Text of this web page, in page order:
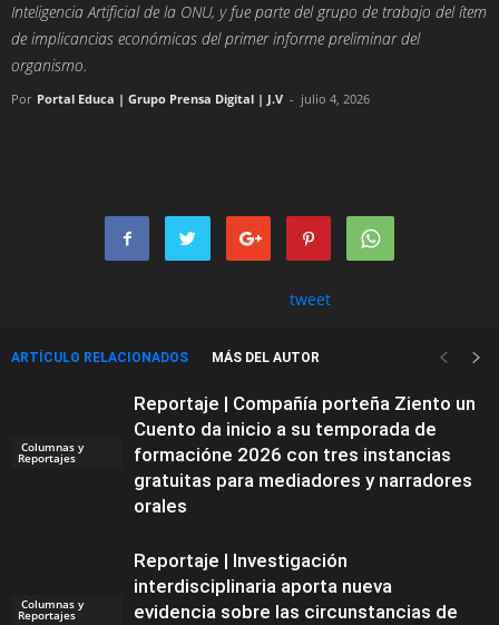
Inteligencia Artificial de la ONU, y fue parte del grupo de trabajo del ítem
de implicancias económicas del primer informe preliminar del
organismo.
Por Portal Educa | Grupo Prensa Digital | J.V - julio 4, 2026
tweet
ARTÍCULO RELACIONADOS MÁS DEL AUTOR
Columnas y
Reportajes
Reportaje | Compañía porteña Ziento un
Cuento da inicio a su temporada de
formacióne 2026 con tres instancias
gratuitas para mediadores y narradores
orales
Columnas y
Reportajes
Reportaje | Investigación
interdisciplinaria aporta nueva
evidencia sobre las circunstancias de